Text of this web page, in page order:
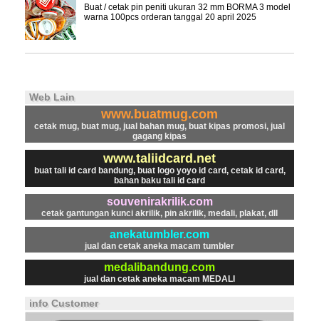
Buat / cetak pin peniti ukuran 32 mm BORMA 3 model
warna 100pcs orderan tanggal 20 april 2025
Web Lain
www.buatmug.com
cetak mug, buat mug, jual bahan mug, buat kipas promosi, jual
gagang kipas
www.taliidcard.net
buat tali id card bandung, buat logo yoyo id card, cetak id card,
bahan baku tali id card
souvenirakrilik.com
cetak gantungan kunci akrilik, pin akrilik, medali, plakat, dll
anekatumbler.com
jual dan cetak aneka macam tumbler
medalibandung.com
jual dan cetak aneka macam MEDALI
info Customer